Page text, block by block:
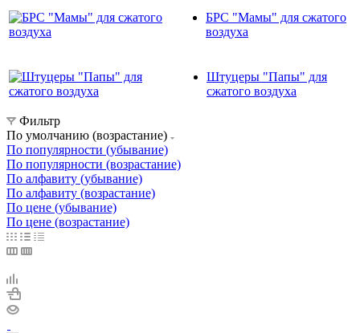
БРС "Мамы" для сжатого
воздуха
Штуцеры "Папы" для
сжатого воздуха
Фильтр
По умолчанию (возрастание)
По популярности (убывание)
По популярности (возрастание)
По алфавиту (убывание)
По алфавиту (возрастание)
По цене (убывание)
По цене (возрастание)